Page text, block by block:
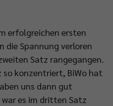
erfolgreichen ersten
die Spannung verloren
Satz rangegangen.
so konzentriert, BiWo hat
uns dann gut
es im dritten Satz